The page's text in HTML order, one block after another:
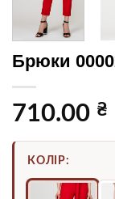
Брюки
710.00 ₴
КОЛІР: